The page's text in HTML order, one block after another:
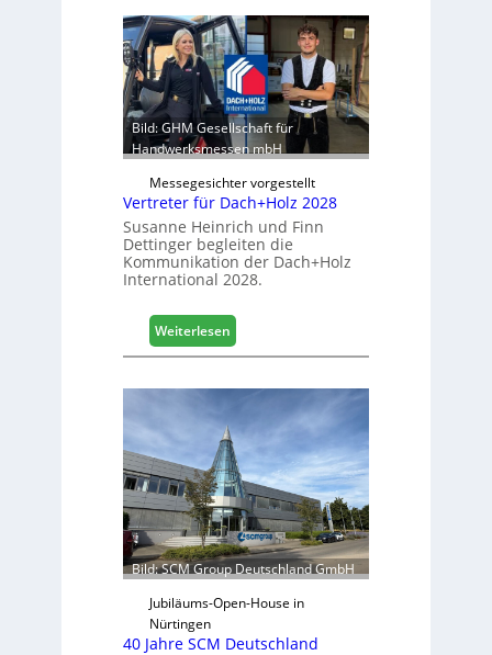
i
k
b
e
r
e
i
c
h
g
e
r
S
t
a
b
i
l
e
s
G
e
s
c
h
f
s
j
a
h
r
Bild: GHM Gesellschaft für
Handwerksmessen mbH
Messegesichter vorgestellt
Vertreter für Dach+Holz 2028
Susanne Heinrich und Finn
Dettinger begleiten die
Kommunikation der Dach+Holz
International 2028.
Weiterlesen:
V
r
r
e
t
e
r
f
ü
r
D
c
Bild: SCM Group Deutschland GmbH
Jubiläums-Open-House in
Nürtingen
40 Jahre SCM Deutschland